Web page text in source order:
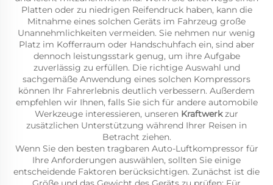
Platten oder zu niedrigen Reifendruck haben, kann die
Mitnahme eines solchen Geräts im Fahrzeug große
Unannehmlichkeiten vermeiden. Sie nehmen nur wenig
Platz im Kofferraum oder Handschuhfach ein, sind aber
dennoch leistungsstark genug, um ihre Aufgabe
zuverlässig zu erfüllen. Die richtige Auswahl und
sachgemäße Anwendung eines solchen Kompressors
können Ihr Fahrerlebnis deutlich verbessern. Außerdem
empfehlen wir Ihnen, falls Sie sich für andere automobile
Werkzeuge interessieren, unseren Kraftwerkzur
zusätzlichen Unterstützung während Ihrer Reisen in
Betracht ziehen.
Wenn Sie den besten tragbaren Auto-Luftkompressor für
Ihre Anforderungen auswählen, sollten Sie einige
entscheidende Faktoren berücksichtigen. Zunächst ist die